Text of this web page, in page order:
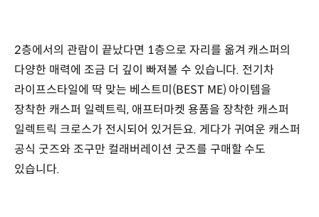
2층에서의 관람이 끝났다면 1층으로 자리를 옮겨 캐스퍼의
다양한 매력에 조금 더 깊이 빠져볼 수 있습니다. 전기차
라이프스타일에 딱 맞는 베스트미(BEST ME) 아이템을
장착한 캐스퍼 일렉트릭, 애프터마켓 용품을 장착한 캐스퍼
일렉트릭 크로스가 전시되어 있거든요. 게다가 귀여운 캐스퍼
공식 굿즈와 조구만 컬래버레이션 굿즈를 구매할 수도
있습니다.